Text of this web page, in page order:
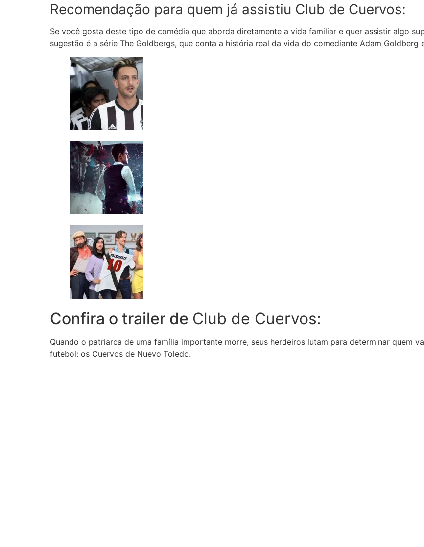
Recomendação para quem já assistiu Club de Cuervos:
Se você gosta deste tipo de comédia que aborda diretamente a vida familiar e quer assistir algo
sugestão é a série The Goldbergs, que conta a história real da vida do comediante Adam Goldberg
Confira o trailer de Club de Cuervos:
Quando o patriarca de uma família importante morre, seus herdeiros lutam para determinar quem
futebol: os Cuervos de Nuevo Toledo.